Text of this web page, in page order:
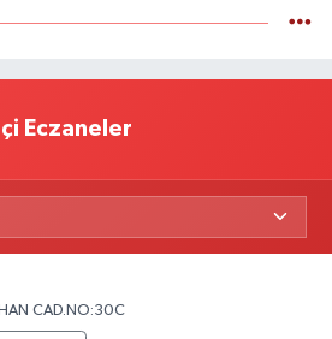
Eczaneler
CAD.NO:30C